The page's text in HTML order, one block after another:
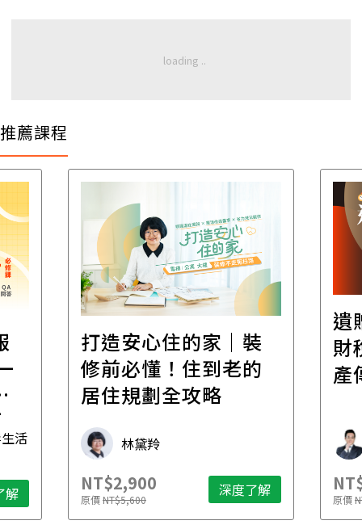
推薦課程
活
解
打造安心住的家｜裝
修前必懂！住到老的
居住規劃全攻略
林黛羚
NT$2,900
原價NT$5,600 深度了解
遺
財
產
原價